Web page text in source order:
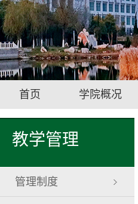
首页 学院概况
教学管理
管理制度